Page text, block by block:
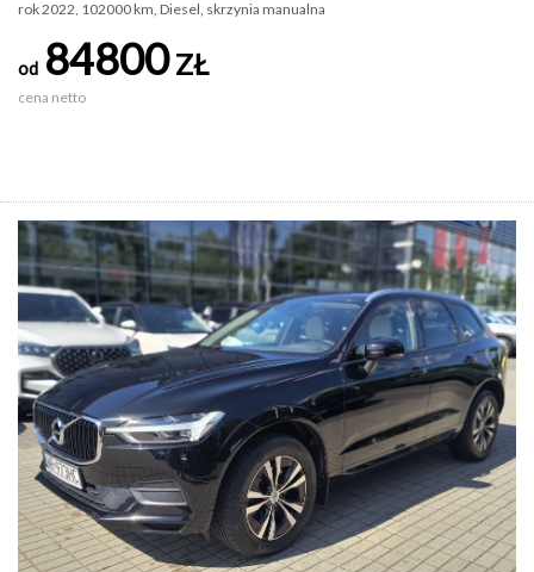
rok 2022, 102000 km, Diesel, skrzynia manualna
od 84800ZŁ
cena netto